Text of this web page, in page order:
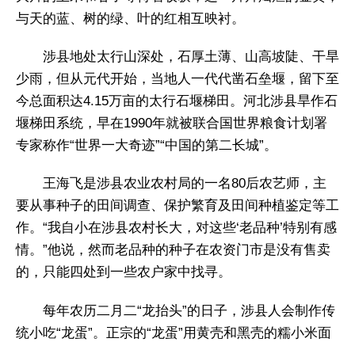
与天的蓝、树的绿、叶的红相互映衬。
涉县地处太行山深处，石厚土薄、山高坡陡、干旱
少雨，但从元代开始，当地人一代代凿石垒堰，留下至
今总面积达4.15万亩的太行石堰梯田。河北涉县旱作石
堰梯田系统，早在1990年就被联合国世界粮食计划署
专家称作“世界一大奇迹”“中国的第二长城”。
王海飞是涉县农业农村局的一名80后农艺师，主
要从事种子的田间调查、保护繁育及田间种植鉴定等工
作。“我自小在涉县农村长大，对这些‘老品种’特别有感
情。”他说，然而老品种的种子在农资门市是没有售卖
的，只能四处到一些农户家中找寻。
每年农历二月二“龙抬头”的日子，涉县人会制作传
统小吃“龙蛋”。正宗的“龙蛋”用黄壳和黑壳的糯小米面